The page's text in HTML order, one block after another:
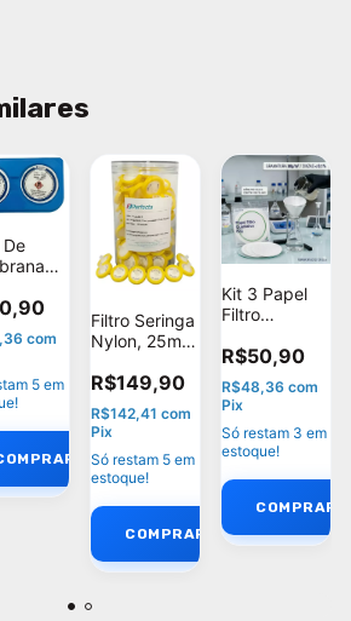
De
Qm
C/100
com
5 em
Filtro Seringa
Nylon, 25mm
Marca
Perfecta
C/100unid
R$149,90
R$142,41 com
Pix
Só restam 5 em
estoque!
Kit 3 Papel
Filtro
80g 18,5cm
Unifil 501018
C300
R$50,90
R$48,36 com
Pix
Só restam 3 em
estoque!